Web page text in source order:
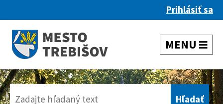
Prihlásiť sa